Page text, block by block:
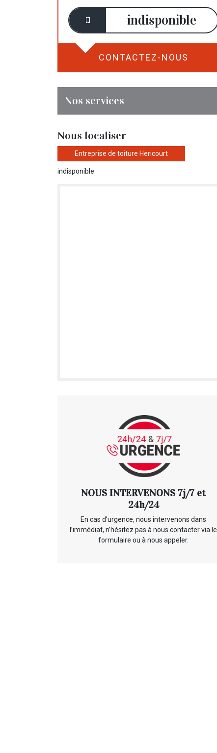
indisponible
CONTACTEZ-NOUS
Nos services
Nous localiser
Entreprise de toiture Hericourt
indisponible
NOUS INTERVENONS 7j/7 et
24h/24
En cas d’urgence, nous intervenons dans
l’immédiat, n’hésitez pas à nous contacter via le
formulaire ou à nous appeler.